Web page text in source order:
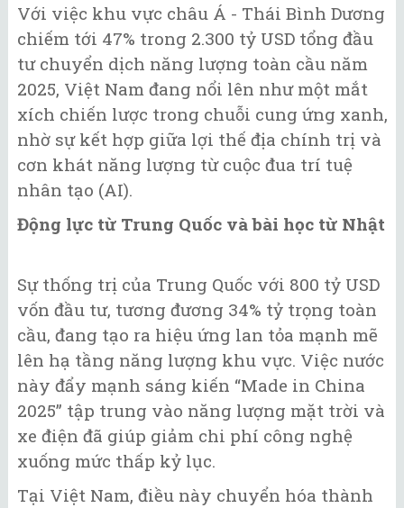
Với việc khu vực châu Á - Thái Bình Dương
chiếm tới 47% trong 2.300 tỷ USD tổng đầu
tư chuyển dịch năng lượng toàn cầu năm
2025, Việt Nam đang nổi lên như một mắt
xích chiến lược trong chuỗi cung ứng xanh,
nhờ sự kết hợp giữa lợi thế địa chính trị và
cơn khát năng lượng từ cuộc đua trí tuệ
nhân tạo (AI).
Động lực từ Trung Quốc và bài học từ Nhật
Sự thống trị của Trung Quốc với 800 tỷ USD
vốn đầu tư, tương đương 34% tỷ trọng toàn
cầu, đang tạo ra hiệu ứng lan tỏa mạnh mẽ
lên hạ tầng năng lượng khu vực. Việc nước
này đẩy mạnh sáng kiến “Made in China
2025” tập trung vào năng lượng mặt trời và
xe điện đã giúp giảm chi phí công nghệ
xuống mức thấp kỷ lục.
Tại Việt Nam, điều này chuyển hóa thành